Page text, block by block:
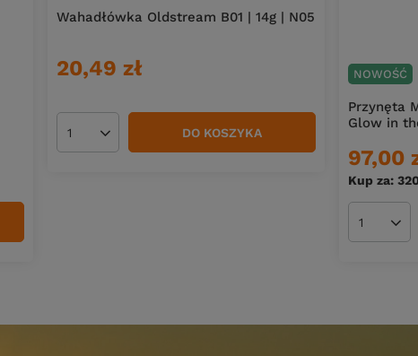
Wahadłówka Oldstream B01 | 14g | N05
20,49 zł
Ilość produktów DO KOSZYKA
NOWOŚĆ
Przynęta
Glow in
97,00
Kup za:
Ilość